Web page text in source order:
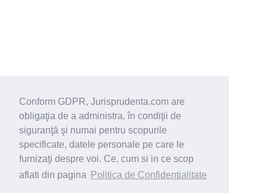
Conform GDPR, Jurisprudenta.com are
obligaţia de a administra, în condiţii de
siguranţă şi numai pentru scopurile
specificate, datele personale pe care le
furnizaţi despre voi. Ce, cum si in ce scop
aflati din pagina
Politica de Confidentialitate